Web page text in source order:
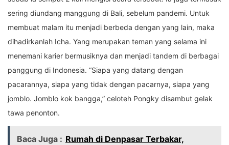
sering diundang manggung di Bali, sebelum pandemi. Untuk
membuat malam itu menjadi berbeda dengan yang lain, maka
dihadirkanlah Icha. Yang merupakan teman yang selama ini
menemani karier bermusiknya dan menjadi tandem di berbagai
panggung di Indonesia. “Siapa yang datang dengan
pacarannya, siapa yang tidak dengan pacarnya, siapa yang
jomblo. Jomblo kok bangga,” celoteh Pongky disambut gelak
tawa penonton.
Baca Juga : Rumah di Denpasar Terbakar,